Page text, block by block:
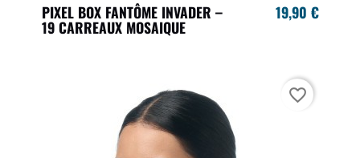
PIXEL BOX FANTÔME INVADER –
19 CARREAUX MOSAIQUE
19,90 €
favorite_border